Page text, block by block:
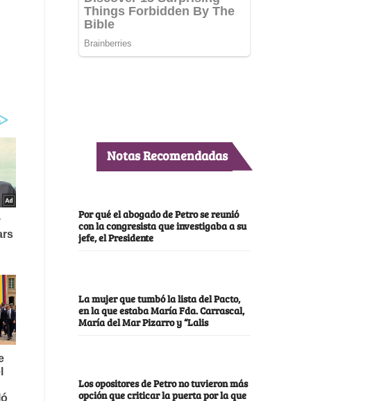
Notas Recomendadas
Por qué el abogado de Petro se reunió
con la congresista que investigaba a su
jefe, el Presidente
La mujer que tumbó la lista del Pacto,
en la que estaba María Fda. Carrascal,
María del Mar Pizarro y “Lalis
Los opositores de Petro no tuvieron más
opción que criticar la puerta por la que